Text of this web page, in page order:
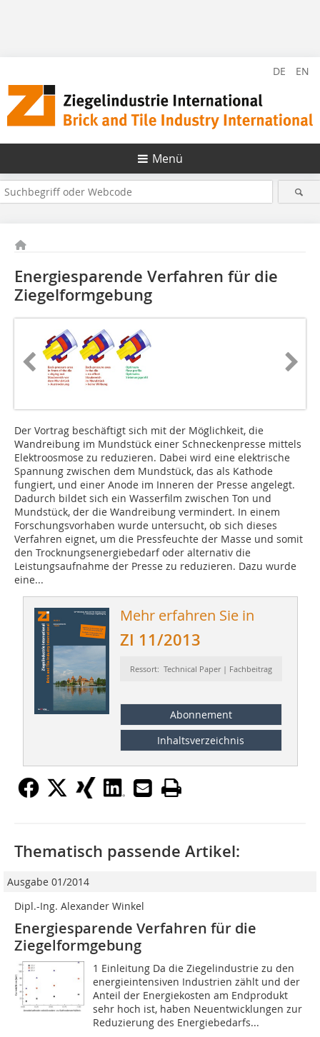
DE EN
Menü
Energiesparende Verfahren für die
Ziegelformgebung
Der Vortrag beschäftigt sich mit der Möglichkeit, die
Wandreibung im Mundstück einer Schneckenpresse mittels
Elektroosmose zu reduzieren. Dabei wird eine elektrische
Spannung zwischen dem Mundstück, das als Kathode
fungiert, und einer Anode im Inneren der Presse angelegt.
Dadurch bildet sich ein Wasserfilm zwischen Ton und
Mundstück, der die Wandreibung vermindert. In einem
Forschungsvorhaben wurde untersucht, ob sich dieses
Verfahren eignet, um die Pressfeuchte der Masse und somit
den Trocknungsenergiebedarf oder alternativ die
Leistungsaufnahme der Presse zu reduzieren. Dazu wurde
eine...
Mehr erfahren Sie in
ZI 11/2013
Ressort: Technical Paper | Fachbeitrag
Abonnement
Inhaltsverzeichnis
Thematisch passende Artikel:
Ausgabe 01/2014
Dipl.-Ing. Alexander Winkel
Energiesparende Verfahren für die
Ziegelformgebung
1 Einleitung Da die Ziegelindustrie zu den
energieintensiven Industrien zählt und der
Anteil der Energiekosten am Endprodukt
sehr hoch ist, haben Neuentwicklungen zur
Reduzierung des Energiebedarfs...